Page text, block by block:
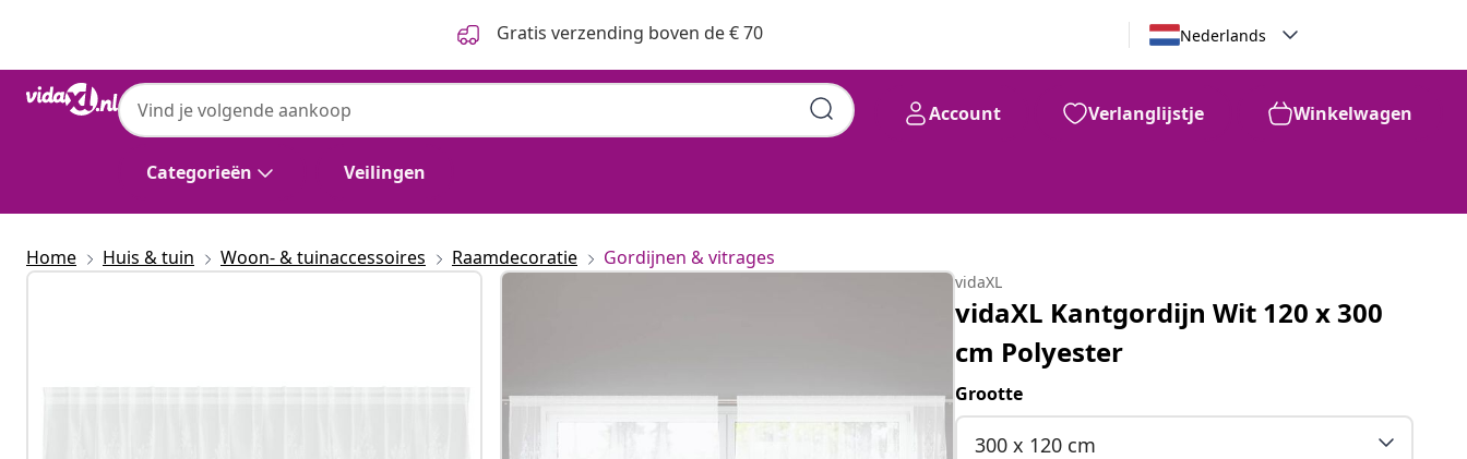
Gratis verzending boven de € 70 Nederlands
Categorieën Veilingen
Account Verlanglijstje Winkelwagen
Home Huis & tuin Woon- & tuinaccessoires Raamdecoratie Gordijnen & vitrages
vidaXL
vidaXL Kantgordijn Wit 120 x 300
cm Polyester
Grootte
300 x 120 cm